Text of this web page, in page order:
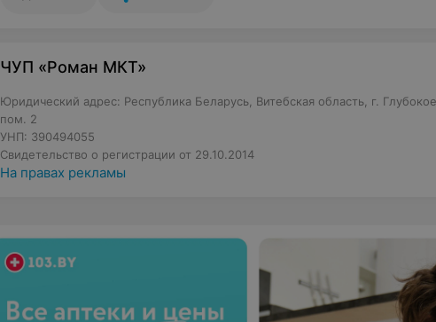
ЧУП «Роман МКТ»
Юридический адрес: Республика Беларусь, Витебская область, г.
пом. 2
УНП: 390494055
Свидетельство о регистрации от 29.10.2014
На правах рекламы